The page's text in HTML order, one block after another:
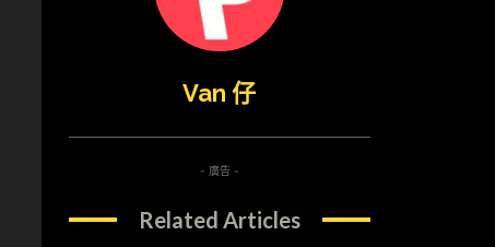
Van 仔
- 廣告 -
Related Articles